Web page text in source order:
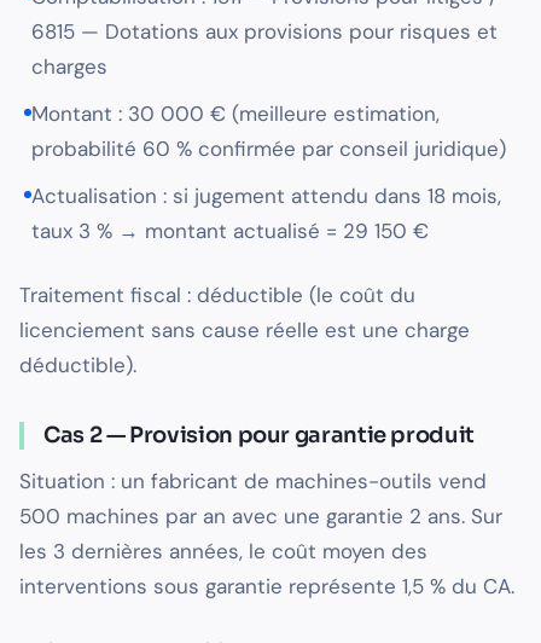
6815 — Dotations aux provisions pour risques et
charges
Montant : 30 000 € (meilleure estimation,
probabilité 60 % confirmée par conseil juridique)
Actualisation : si jugement attendu dans 18 mois,
taux 3 % → montant actualisé = 29 150 €
Traitement fiscal : déductible (le coût du
licenciement sans cause réelle est une charge
déductible).
Cas 2 — Provision pour garantie produit
Situation : un fabricant de machines-outils vend
500 machines par an avec une garantie 2 ans. Sur
les 3 dernières années, le coût moyen des
interventions sous garantie représente 1,5 % du CA.